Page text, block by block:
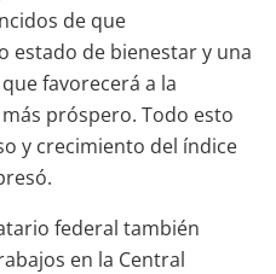
de que
estado de bienestar y una
favorecerá a la
próspero. Todo esto
y crecimiento del índice
federal también
en la Central